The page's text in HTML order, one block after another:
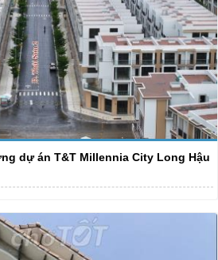
dự án T&T Millennia City Long Hậu